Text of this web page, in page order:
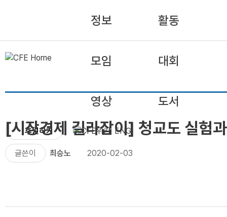
정보 활동
모임 대회
영상 도서
후원하기 ENG
[시장경제 길라잡이] 청교도 실험
글쓴이 최승노 2020-02-03